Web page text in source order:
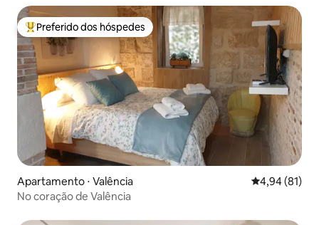
Entre os melhores preferidos dos hóspedes
Preferido dos hóspedes
Apartamento ⋅ Valência 4,94 de uma
4,94 (81)
No coração de Valência